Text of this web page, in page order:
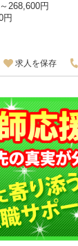
268,600円
円
求人を保存